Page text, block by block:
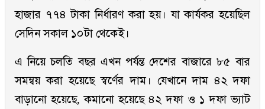
হাজার ৭৭৪ টাকা নির্ধারণ করা হয়। যা কার্যকর হয়েছিল
সেদিন সকাল ১০টা থেকেই।
এ নিয়ে চলতি বছর এখন পর্যন্ত দেশের বাজারে ৮৫ বার
সমন্বয় করা হয়েছে স্বর্ণের দাম। যেখানে দাম ৪২ দফা
বাড়ানো হয়েছে, কমানো হয়েছে ৪২ দফা ও ১ দফা ভ্যাট